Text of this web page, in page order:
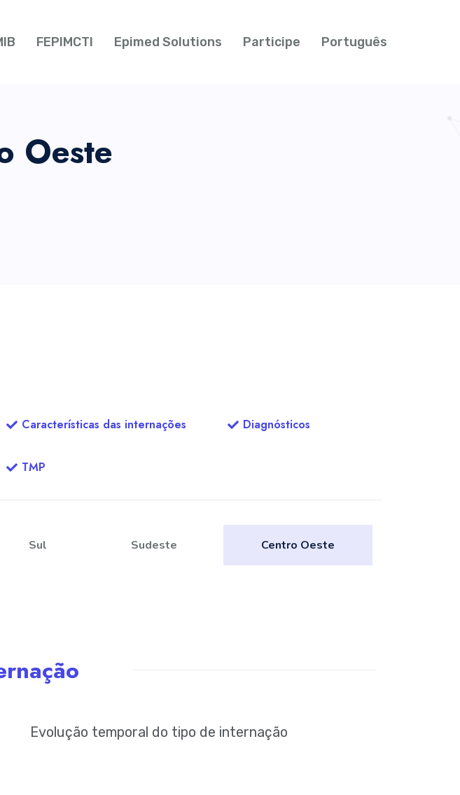
FEPIMCTI Epimed Solutions Participe Português
Oeste
Características das internações
TMP
Diagnósticos
Sul Sudeste Centro Oeste
Evolução temporal do tipo de internação